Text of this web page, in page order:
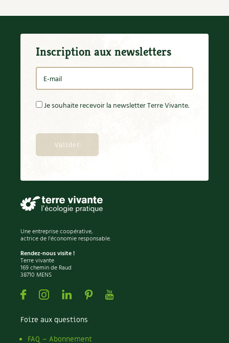
Paille
Panais
Parasite
Partenariat
Participatif
Patate douce
Pelouse
Permaculture
Pesticides
Petits pois
Piment
Pissenlit
Pizza
Plantes
Plantes d'extérieur
Plantes d'intérieur
Plantes médicinales
Plantes sauvages
Plants
Plastique
Inscription aux newsletters
Je souhaite recevoir la newsletter Terre Vivante.
Une entreprise coopérative,
actrice de l'économie responsable.
Rendez-nous visite !
Terre vivante
169 chemin de Raud
38710 MENS
FacebookInstagramLinkedin
PinterestYoutube
Foire aux questions
FAQ – Abonnement